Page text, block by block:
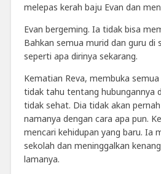
melepas kerah baju Evan dan
Evan bergeming. Ia tidak bisa
Bahkan semua murid dan guru di
seperti apa dirinya sekarang.
Kematian Reva, membuka
tidak tahu tentang hubungannya
tidak sehat. Dia tidak akan
namanya dengan cara apa pun.
mencari kehidupan yang baru. Ia
sekolah dan meninggalkan
lamanya.